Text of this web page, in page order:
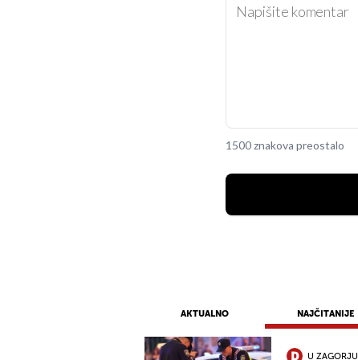
1500 znakova preostalo
AKTUALNO NAJČITANIJE
U ZAGORJU